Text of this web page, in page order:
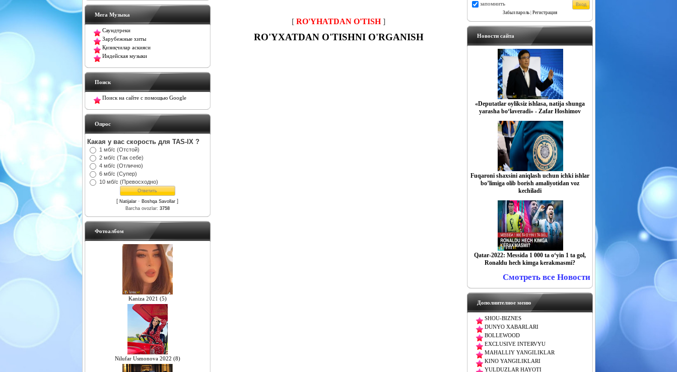
Мега Музыка
Саундтреки
Зарубежные хиты
Қизиқчилар аскияси
Индейская музыки
Поиск
Поиск на сайте с помощью Google
Oпрос
Какая у вас скорость для TAS-IX ?
1 мб/с (Отстой)
2 мб/с (Так себе)
4 мб/с (Отлично)
6 мб/с (Супер)
10 мб/с (Превосходно)
[ Natijalar · Boshqa Savollar ]
Barcha ovozlar: 3758
Фотоалбом
Kaniza 2021 (5)
Nilufar Usmonova 2022 (8)
[ RO'YHATDAN O'TISH]
RO'YXATDAN O'TISHNI O'RGANISH
запомнить
Забыл пароль| Регистрация
Новости сайта
«Deputatlar oyliksiz ishlasa, natija shunga
yarasha bo‘laveradi» - Zafar Hoshimov
Fuqaroni shaxsini aniqlash uchun ichki ishlar
boʼlimiga olib borish amaliyotidan voz
kechiladi
Qatar-2022: Messida 1 000 ta o‘yin 1 ta gol,
Ronaldu hech kimga kerakmasmi?
Смотреть все Новости
Дополнителное меню
SHOU-BIZNES
DUNYO XABARLARI
BOLLEWOOD
EXCLUSIVE INTERVYU
MAHALLIY YANGILIKLAR
KINO YANGILIKLARI
YULDUZLAR HAYOTI